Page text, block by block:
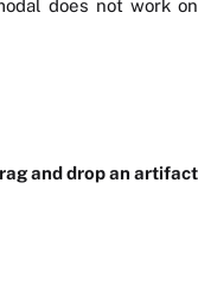
does not work on
and drop an artifact